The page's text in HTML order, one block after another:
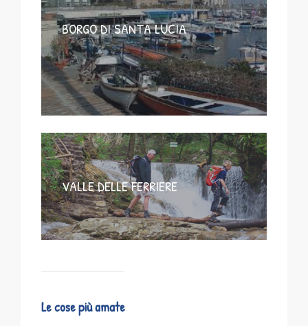
BORGO DI SANTA LUCIA
VALLE DELLE FERRIERE
Le cose più amate